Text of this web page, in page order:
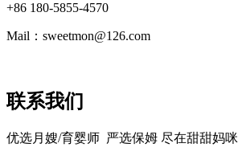
+86 180-5855-4570
Mail：sweetmon@126.com
联系我们
优选月嫂/育婴师 严选保姆 尽在甜甜妈咪